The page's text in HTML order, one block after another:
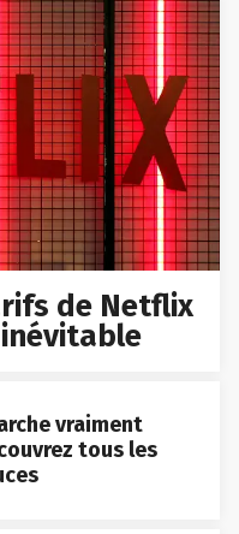
de Netflix
vraiment
tous les